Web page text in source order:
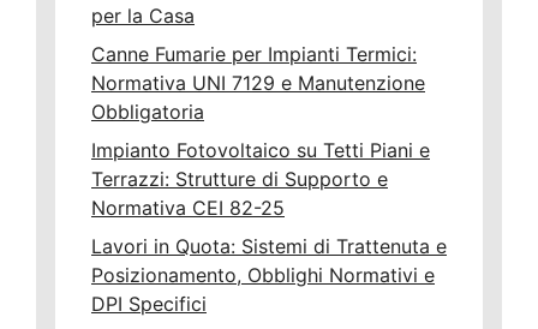
per la Casa
Canne Fumarie per Impianti Termici:
Normativa UNI 7129 e Manutenzione
Obbligatoria
Impianto Fotovoltaico su Tetti Piani e
Terrazzi: Strutture di Supporto e
Normativa CEI 82-25
Lavori in Quota: Sistemi di Trattenuta e
Posizionamento, Obblighi Normativi e
DPI Specifici